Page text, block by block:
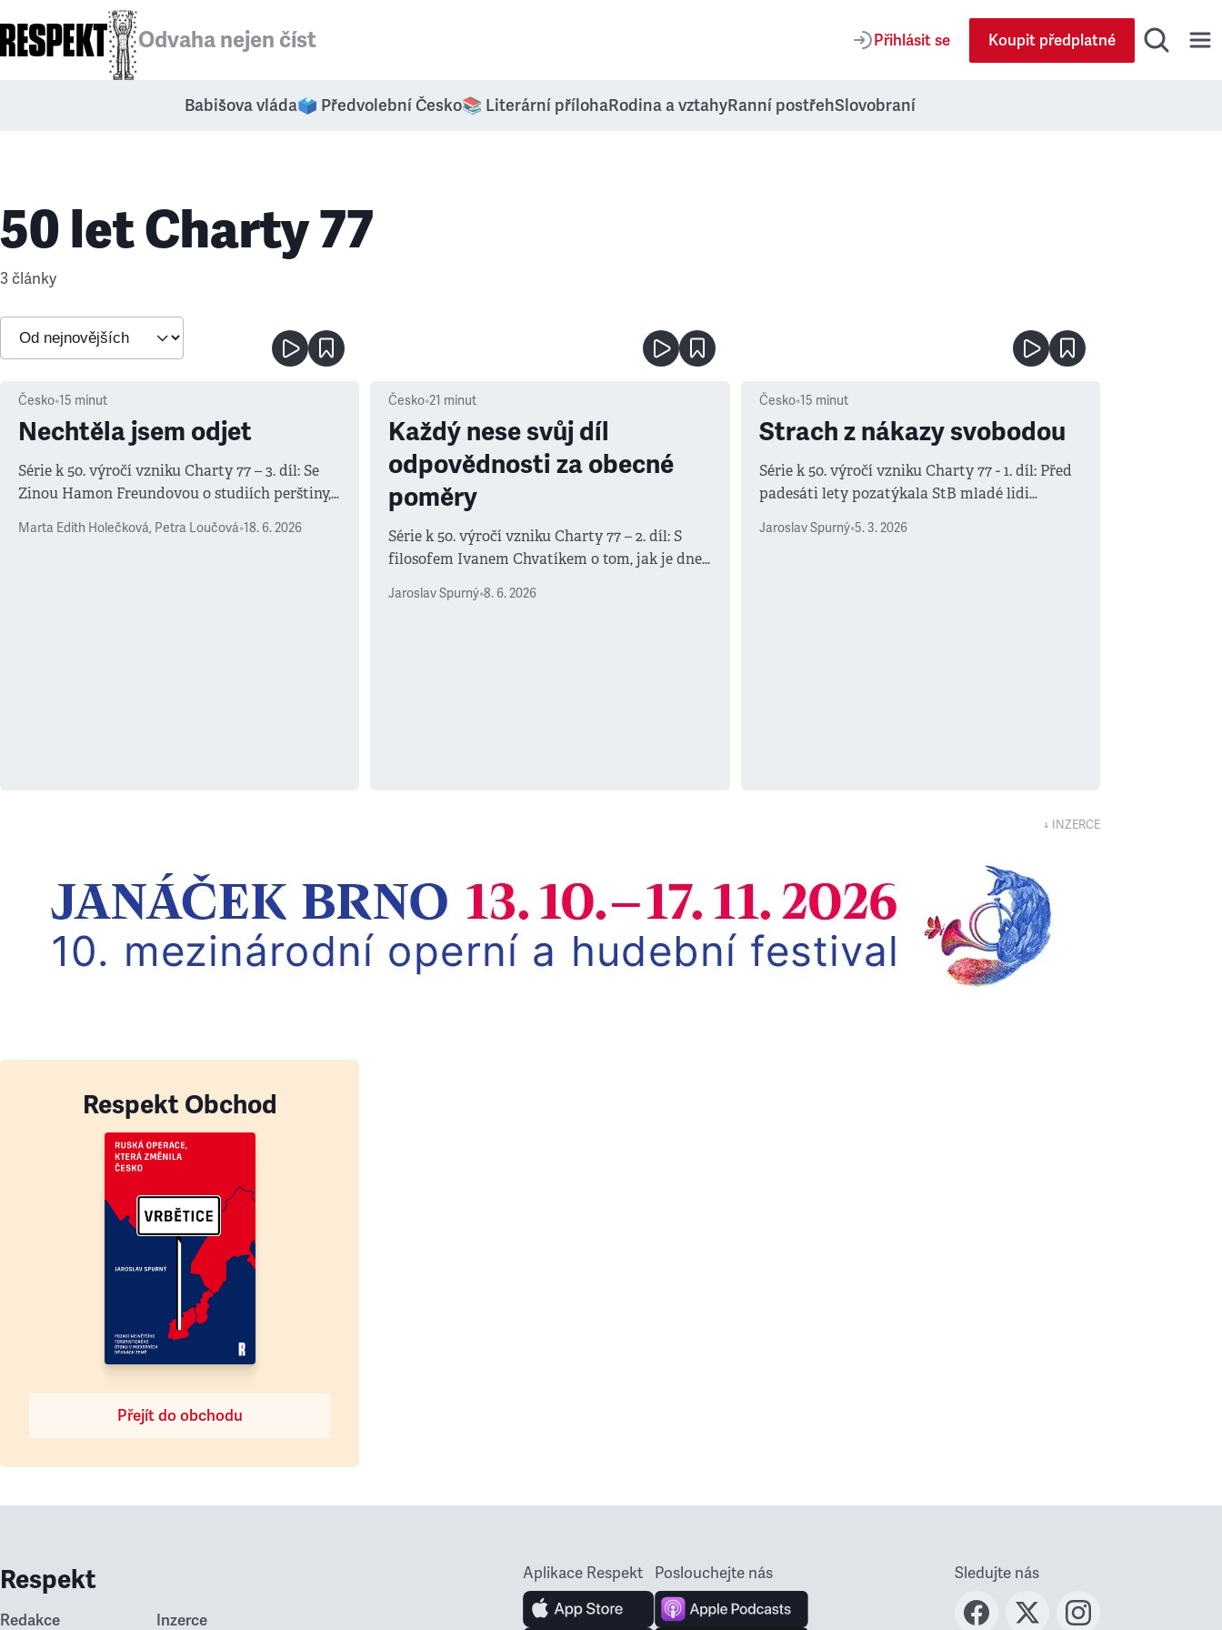
Odvaha nejen číst Přihlásit se Koupit předplatné
Babišova vláda🗳️ Předvolební Česko📚 Literární přílohaRodina a vztahyRanní postřehSlovobraní
50 let Charty 77
3 články
Česko•15 minut
Nechtěla jsem odjet
Série k 50. výročí vzniku Charty 77 – 3. díl: Se
Zinou Hamon Freundovou o studiích perštiny,
Marta Edith Holečková, Petra Loučová•18. 6. 2026
Česko•21 minut
Každý nese svůj díl
odpovědnosti za obecné
poměry
Série k 50. výročí vzniku Charty 77 – 2. díl: S
filosofem Ivanem Chvatíkem o tom, jak je dnes
Jaroslav Spurný•8. 6. 2026
Česko•15 minut
Strach z nákazy svobodou
Série k 50. výročí vzniku Charty 77 - 1. díl: Před
padesáti lety pozatýkala StB mladé lidi
k pádu komunismu
Jaroslav Spurný•5. 3. 2026
↓ INZERCE
Respekt Obchod
Přejít do obchodu
Respekt
Redakce Inzerce
Aplikace Respekt Poslouchejte nás Sledujte nás